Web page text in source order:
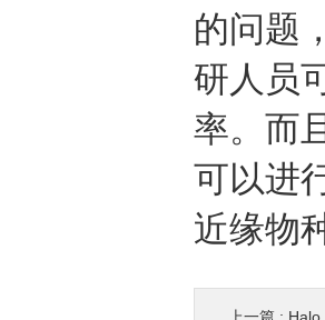
的问题
研人员
率。而
可以进
近缘物